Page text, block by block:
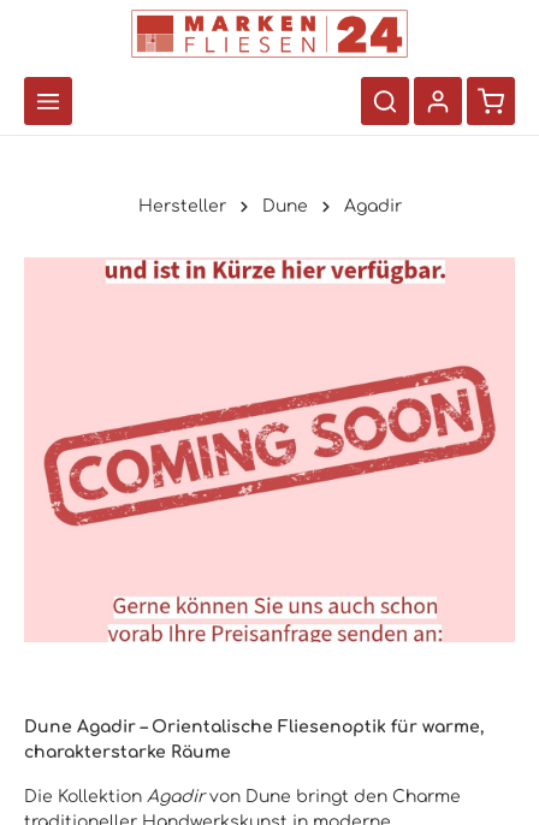
Hersteller Dune Agadir
Dune Agadir – Orientalische Fliesenoptik für warme,
charakterstarke Räume
Die Kollektion Agadirvon Dune bringt den Charme